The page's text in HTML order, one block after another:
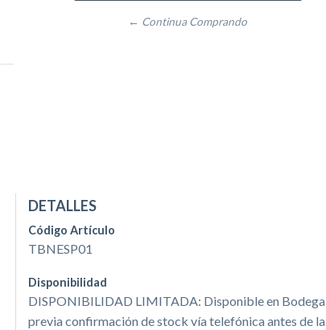
← Continua Comprando
DETALLES
Código Artículo
TBNESP01
Disponibilidad
DISPONIBILIDAD LIMITADA: Disponible en Bodega
previa confirmación de stock vía telefónica antes de la